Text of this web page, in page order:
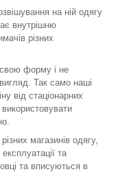
на ній одягу
внутрішню
різних
форму і не
Так само наші
від стаціонарних
магазинів одягу,
та
та вписуються в